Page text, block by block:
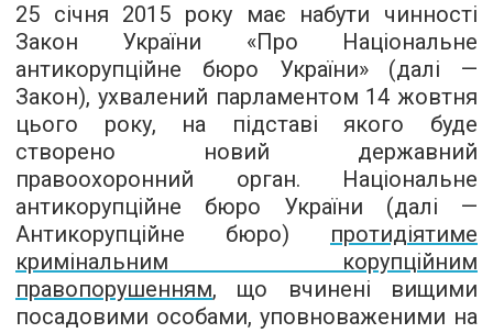
25 січня 2015 року має набути чинності
Закон України «Про Національне
антикорупційне бюро України» (далі —
Закон), ухвалений парламентом 14 жовтня
цього року, на підставі якого буде
створено новий державний
правоохоронний орган. Національне
антикорупційне бюро України (далі —
Антикорупційне бюро) протидіятиме
кримінальним корупційним
правопорушенням, що вчинені вищими
посадовими особами, уповноваженими на